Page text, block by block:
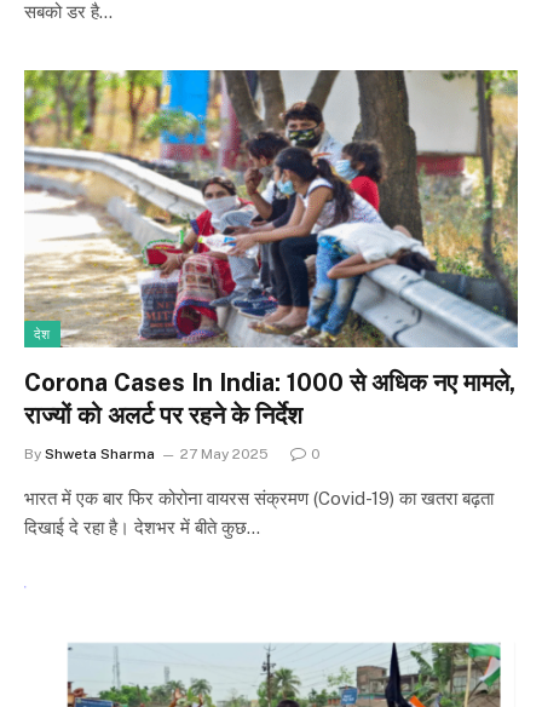
सबको डर है…
देश
Corona Cases In India: 1000 से अधिक नए मामले,
राज्यों को अलर्ट पर रहने के निर्देश
By Shweta Sharma 27 May 2025 0
भारत में एक बार फिर कोरोना वायरस संक्रमण (Covid-19) का खतरा बढ़ता
दिखाई दे रहा है। देशभर में बीते कुछ…